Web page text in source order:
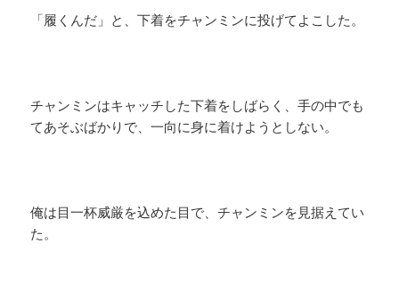
「履くんだ」と、下着をチャンミンに投げてよこした。
チャンミンはキャッチした下着をしばらく、手の中でも
てあそぶばかりで、一向に身に着けようとしない。
俺は目一杯威厳を込めた目で、チャンミンを見据えてい
た。